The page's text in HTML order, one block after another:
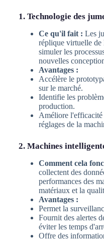
1. Technologie des
Ce qu'il fait : Les
réplique virtuelle de
simuler les
nouvelles
Avantages :
Accélère le
sur le marché.
Identifie les
production.
Améliore l'efficacité
réglages de la
2. Machines
Comment cela
collectent des
performances des
matériaux et la
Avantages :
Permet la
Fournit des alertes
éviter les temps
Offre des